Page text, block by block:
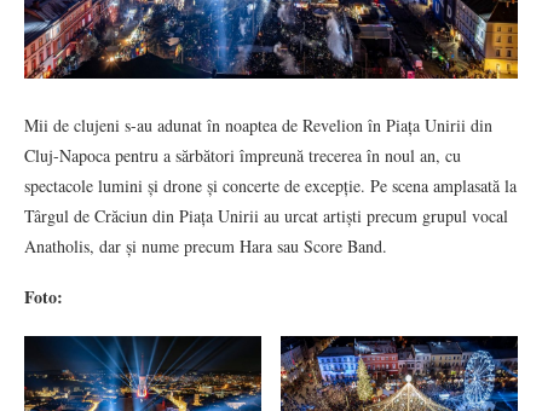
Mii de clujeni s-au adunat în noaptea de Revelion în Piața Unirii din
Cluj-Napoca pentru a sărbători împreună trecerea în noul an, cu
spectacole lumini și drone și concerte de excepție. Pe scena amplasată la
Târgul de Crăciun din Piața Unirii au urcat artiști precum grupul vocal
Anatholis, dar și nume precum Hara sau Score Band.
Foto: